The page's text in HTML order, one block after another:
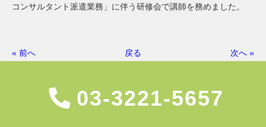
コンサルタント派遣業務」に伴う研修会で講師を務めました。
« 前へ 戻る 次へ »
03-3221-5657